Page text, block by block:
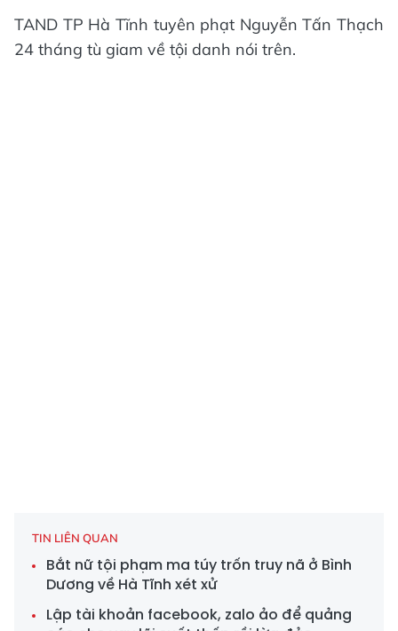
TAND TP Hà Tĩnh tuyên phạt Nguyễn Tấn Thạch
24 tháng tù giam về tội danh nói trên.
TIN LIÊN QUAN
Bắt nữ tội phạm ma túy trốn truy nã ở Bình
Dương về Hà Tĩnh xét xử
Lập tài khoản facebook, zalo ảo để quảng